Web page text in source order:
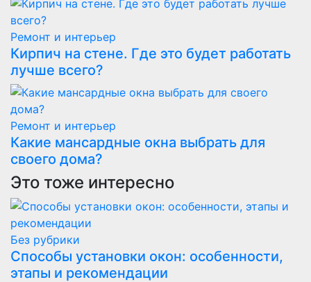
Ремонт и интерьер
Кирпич на стене. Где это будет работать
лучше всего?
Ремонт и интерьер
Какие мансардные окна выбрать для
своего дома?
Это тоже интересно
Без рубрики
Способы установки окон: особенности,
этапы и рекомендации